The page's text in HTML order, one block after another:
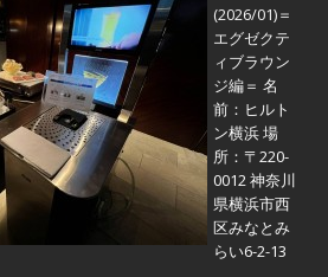
(2026/01)＝
エグゼクテ
ィブラウン
ジ編＝ 名
前：ヒルト
ン横浜 場
所：〒220-
0012 神奈川
県横浜市西
区みなとみ
らい6-2-13